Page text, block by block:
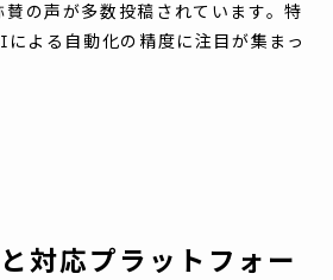
の声が多数投稿されています。特
よる自動化の精度に注目が集まっ
対応プラットフォー